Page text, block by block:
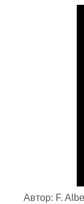
Автор: F.